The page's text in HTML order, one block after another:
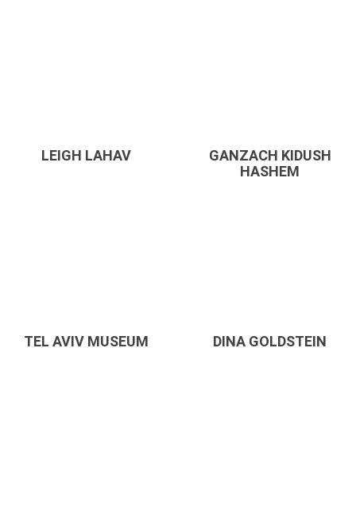
LEIGH LAHAV
GANZACH KIDUSH
HASHEM
TEL AVIV MUSEUM DINA GOLDSTEIN